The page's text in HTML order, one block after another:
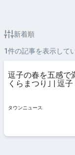
新着順
1件の記事を表示して
逗子の春を五感で
くらまつり｣ | 逗
タウンニュース